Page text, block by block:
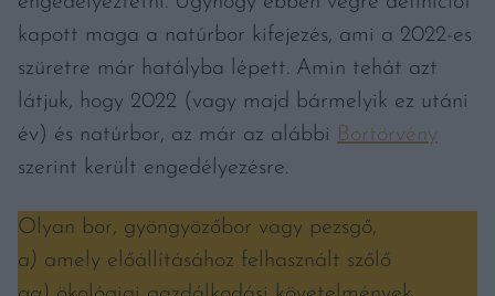
kapott maga a natúrbor kifejezés, ami a 2022-es
szüretre már hatályba lépett. Amin tehát azt
látjuk, hogy 2022 (vagy majd bármelyik ez utáni
év) és natúrbor, az már az alábbi Bortörvény
szerint került engedélyezésre.
Olyan bor, gyöngyözőbor vagy pezsgő,
a) amely előállításához felhasznált szőlő